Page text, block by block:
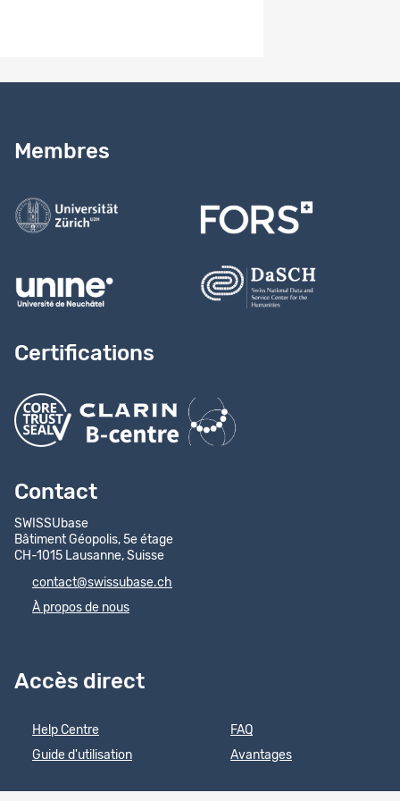
Membres
Certifications
Contact
SWISSUbase
Bâtiment Géopolis, 5e étage
CH-1015 Lausanne, Suisse
contact@swissubase.ch
À propos de nous
Accès direct
Help Centre
Guide d'utilisation
FAQ
Avantages